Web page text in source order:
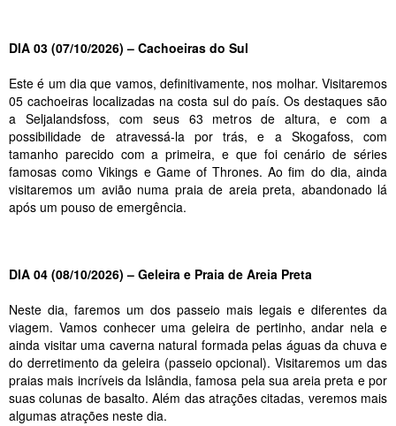
DIA 03 (07/10/2026) – Cachoeiras do Sul
Este é um dia que vamos, definitivamente, nos molhar. Visitaremos
05 cachoeiras localizadas na costa sul do país. Os destaques são
a Seljalandsfoss, com seus 63 metros de altura, e com a
possibilidade de atravessá-la por trás, e a Skogafoss, com
tamanho parecido com a primeira, e que foi cenário de séries
famosas como Vikings e Game of Thrones. Ao fim do dia, ainda
visitaremos um avião numa praia de areia preta, abandonado lá
após um pouso de emergência.
DIA 04 (08/10/2026) – Geleira e Praia de Areia Preta
Neste dia, faremos um dos passeio mais legais e diferentes da
viagem. Vamos conhecer uma geleira de pertinho, andar nela e
ainda visitar uma caverna natural formada pelas águas da chuva e
do derretimento da geleira (passeio opcional). Visitaremos um das
praias mais incríveis da Islândia, famosa pela sua areia preta e por
suas colunas de basalto. Além das atrações citadas, veremos mais
algumas atrações neste dia.